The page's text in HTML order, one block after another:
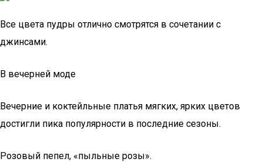
Все цвета пудры отлично смотрятся в сочетании с
джинсами.
В вечерней моде
Вечерние и коктейльные платья мягких, ярких цветов
достигли пика популярности в последние сезоны.
Розовый пепел, «пыльные розы».